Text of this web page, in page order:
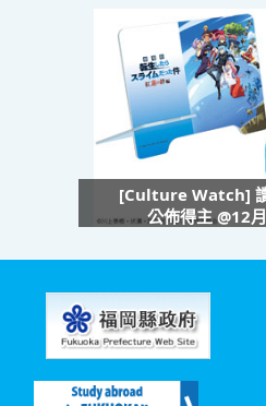
[Culture Watch]
公佈得主 @12